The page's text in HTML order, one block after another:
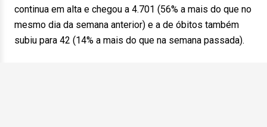
continua em alta e chegou a 4.701 (56% a mais do que no
mesmo dia da semana anterior) e a de óbitos também
subiu para 42 (14% a mais do que na semana passada).